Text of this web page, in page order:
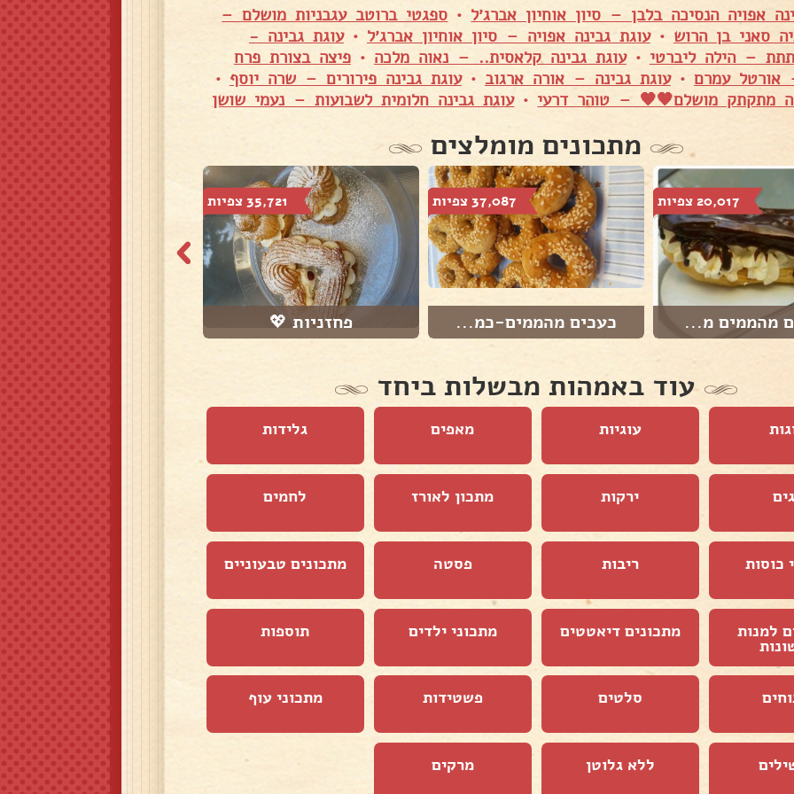
אפויה הנסיכה בלבן – סיון אוחיון אברג׳ל • ספגטי ברוטב עגבניות מושלם –
סאני בן הרוש •עוגת גבינה אפויה – סיון אוחיון אברג׳ל •עוגת גבינה -
– הילה ליברטי •עוגת גבינה קלאסית.. – נאוה מלכה •פיצה בצורת פרח
אורטל עמרם •עוגת גבינה – אורה ארגוב •עוגת גבינה פירורים – שרה יוסף •
מתקתק מושלם🧡🧡 – טוהר דרעי •עוגת גבינה חלומית לשבועות – נעמי שושן
מתכונים מומלצים
20,017 צפיות
מהממים מ...
37,087 צפיות
כעכים מהממים-כמ...
35,721 צפיות
פחזניות 💖
עוד באמהות מבשלות ביחד
עוגיות מאפים גלידות
ירקות מתכון לאורז לחמים
כוסות ריבות פסטה מתכונים טבעוניים
למנות מתכונים דיאטטים מתכוני ילדים תוספות
סלטים פשטידות מתכוני עוף
ללא גלוטן מרקים